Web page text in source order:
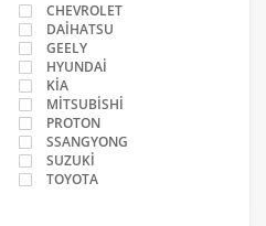
CHEVROLET
DAİHATSU
GEELY
HYUNDAİ
KİA
MİTSUBİSHİ
PROTON
SSANGYONG
SUZUKİ
TOYOTA